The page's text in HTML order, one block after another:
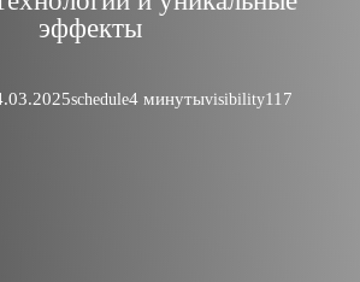
эффекты
schedule4 минутыvisibility117